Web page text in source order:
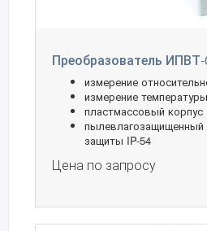
Преобразователь
измерение
измерение
пластмассовый корпус
пылевлагозащищенный
защиты IP-54
Цена по запросу